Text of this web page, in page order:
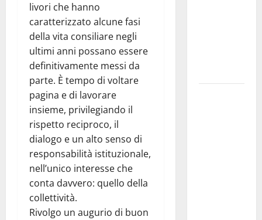
livori che hanno
caratterizzato alcune fasi
della vita consiliare negli
ultimi anni possano essere
definitivamente messi da
parte. È tempo di voltare
pagina e di lavorare
insieme, privilegiando il
rispetto reciproco, il
dialogo e un alto senso di
responsabilità istituzionale,
nell’unico interesse che
conta davvero: quello della
collettività.
Rivolgo un augurio di buon